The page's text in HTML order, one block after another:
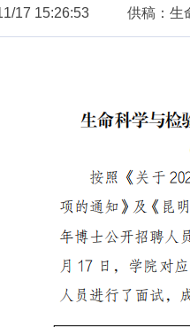
17 15:26:53 供稿：生